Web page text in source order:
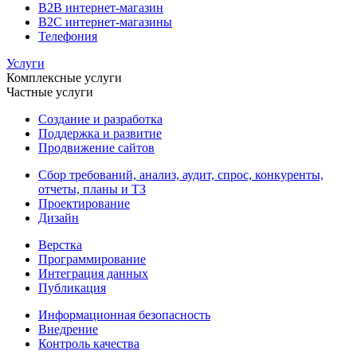
B2B интернет-магазин
B2C интернет-магазины
Телефония
Услуги
Комплексные услуги
Частные услуги
Создание и разработка
Поддержка и развитие
Продвижение сайтов
Сбор требований, анализ, аудит, спрос, конкуренты,
отчеты, планы и ТЗ
Проектирование
Дизайн
Верстка
Программирование
Интеграция данных
Публикация
Информационная безопасность
Внедрение
Контроль качества